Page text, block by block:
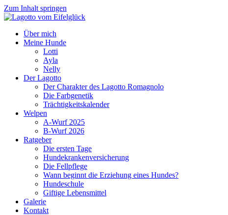
Zum Inhalt springen
Über mich
Meine Hunde
Lotti
Ayla
Nelly
Der Lagotto
Der Charakter des Lagotto Romagnolo
Die Farbgenetik
Trächtigkeitskalender
Welpen
A-Wurf 2025
B-Wurf 2026
Ratgeber
Die ersten Tage
Hundekrankenversicherung
Die Fellpflege
Wann beginnt die Erziehung eines Hundes?
Hundeschule
Giftige Lebensmittel
Galerie
Kontakt